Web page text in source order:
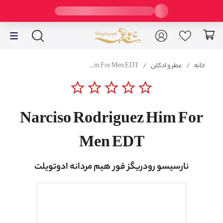
خانه / عطر و ادکلن /
Narciso Rodriguez Him For Men EDT
star_borderstar_borderstar_borderstar_borderstar_border
Narciso Rodriguez Him For
Men EDT
نارسیسو رودریگز فور هیم مردانه ادوتویلت